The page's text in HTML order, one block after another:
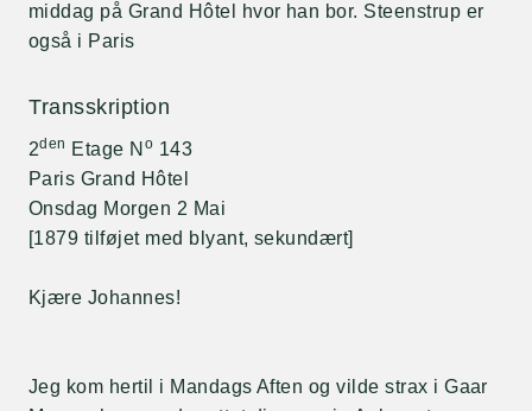
middag på Grand Hôtel hvor han bor. Steenstrup er
også i Paris
Transskription
2den Etage N o 143
Paris Grand Hôtel
Onsdag Morgen 2 Mai
[1879 tilføjet med blyant, sekundært]
Kjære Johannes!
Jeg kom hertil i Mandags Aften og vilde strax i Gaar